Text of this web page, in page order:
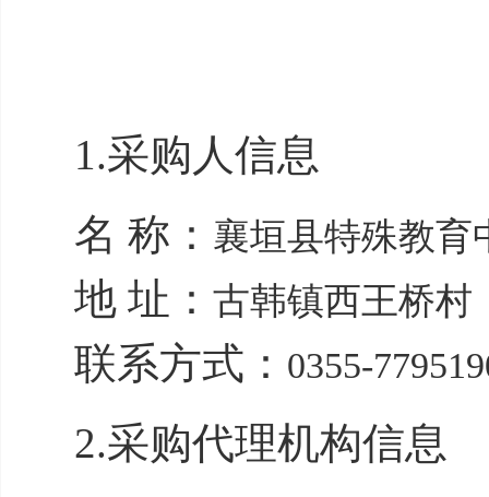
1.采购人信息
名 称： 襄垣县特殊教育
地 址： 古韩镇西王桥村
联系方式： 0355-
2.采购代理机构信息